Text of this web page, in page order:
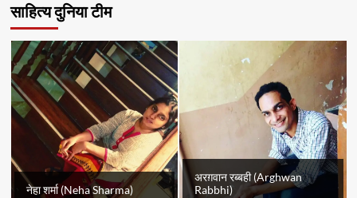
साहित्य दुनिया टीम
नेहा शर्मा (Neha Sharma)
अरग़वान रब्बही (Arghwan
Rabbhi)